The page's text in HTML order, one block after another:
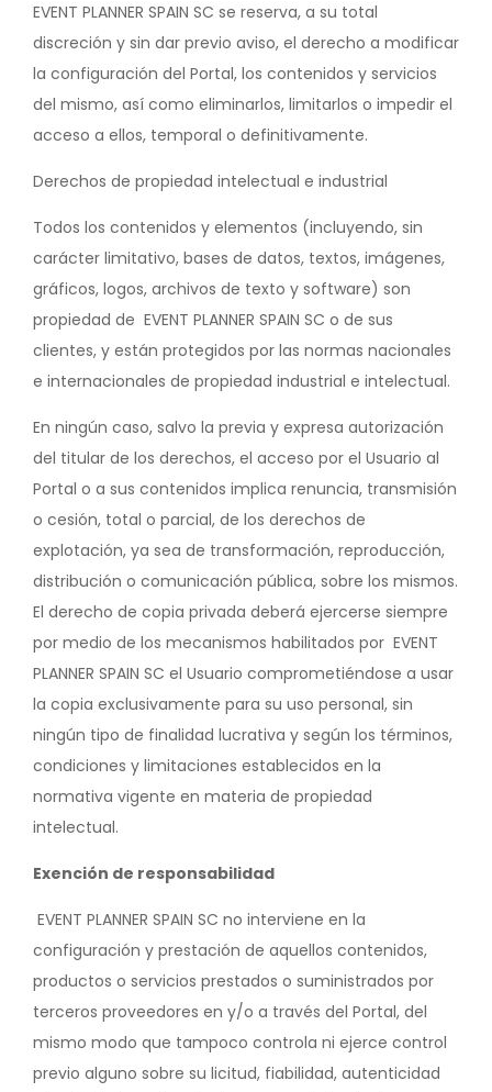
EVENT PLANNER SPAIN SC se reserva, a su total
discreción y sin dar previo aviso, el derecho a modificar
la configuración del Portal, los contenidos y servicios
del mismo, así como eliminarlos, limitarlos o impedir el
acceso a ellos, temporal o definitivamente.
Derechos de propiedad intelectual e industrial
Todos los contenidos y elementos (incluyendo, sin
carácter limitativo, bases de datos, textos, imágenes,
gráficos, logos, archivos de texto y software) son
propiedad de EVENT PLANNER SPAIN SC o de sus
clientes, y están protegidos por las normas nacionales
e internacionales de propiedad industrial e intelectual.
En ningún caso, salvo la previa y expresa autorización
del titular de los derechos, el acceso por el Usuario al
Portal o a sus contenidos implica renuncia, transmisión
o cesión, total o parcial, de los derechos de
explotación, ya sea de transformación, reproducción,
distribución o comunicación pública, sobre los mismos.
El derecho de copia privada deberá ejercerse siempre
por medio de los mecanismos habilitados por EVENT
PLANNER SPAIN SC el Usuario comprometiéndose a usar
la copia exclusivamente para su uso personal, sin
ningún tipo de finalidad lucrativa y según los términos,
condiciones y limitaciones establecidos en la
normativa vigente en materia de propiedad
intelectual.
Exención de responsabilidad
EVENT PLANNER SPAIN SC no interviene en la
configuración y prestación de aquellos contenidos,
productos o servicios prestados o suministrados por
terceros proveedores en y/o a través del Portal, del
mismo modo que tampoco controla ni ejerce control
previo alguno sobre su licitud, fiabilidad, autenticidad